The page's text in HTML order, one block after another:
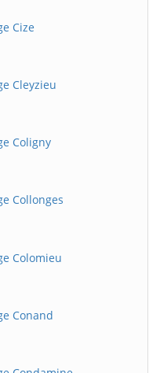
Cize
Cleyzieu
Coligny
Collonges
Colomieu
Conand